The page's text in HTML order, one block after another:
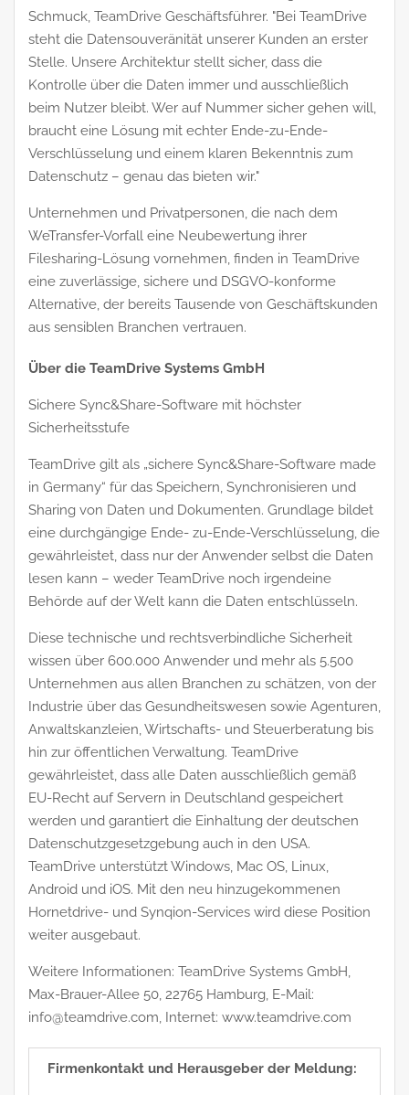
Schmuck, TeamDrive Geschäftsführer. "Bei TeamDrive
steht die Datensouveränität unserer Kunden an erster
Stelle. Unsere Architektur stellt sicher, dass die
Kontrolle über die Daten immer und ausschließlich
beim Nutzer bleibt. Wer auf Nummer sicher gehen will,
braucht eine Lösung mit echter Ende-zu-Ende-
Verschlüsselung und einem klaren Bekenntnis zum
Datenschutz – genau das bieten wir."
Unternehmen und Privatpersonen, die nach dem
WeTransfer-Vorfall eine Neubewertung ihrer
Filesharing-Lösung vornehmen, finden in TeamDrive
eine zuverlässige, sichere und DSGVO-konforme
Alternative, der bereits Tausende von Geschäftskunden
aus sensiblen Branchen vertrauen.
Über die TeamDrive Systems GmbH
Sichere Sync&Share-Software mit höchster
Sicherheitsstufe
TeamDrive gilt als „sichere Sync&Share-Software made
in Germany“ für das Speichern, Synchronisieren und
Sharing von Daten und Dokumenten. Grundlage bildet
eine durchgängige Ende- zu-Ende-Verschlüsselung, die
gewährleistet, dass nur der Anwender selbst die Daten
lesen kann – weder TeamDrive noch irgendeine
Behörde auf der Welt kann die Daten entschlüsseln.
Diese technische und rechtsverbindliche Sicherheit
wissen über 600.000 Anwender und mehr als 5.500
Unternehmen aus allen Branchen zu schätzen, von der
Industrie über das Gesundheitswesen sowie Agenturen,
Anwaltskanzleien, Wirtschafts- und Steuerberatung bis
hin zur öffentlichen Verwaltung. TeamDrive
gewährleistet, dass alle Daten ausschließlich gemäß
EU-Recht auf Servern in Deutschland gespeichert
werden und garantiert die Einhaltung der deutschen
Datenschutzgesetzgebung auch in den USA.
TeamDrive unterstützt Windows, Mac OS, Linux,
Android und iOS. Mit den neu hinzugekommenen
Hornetdrive- und Synqion-Services wird diese Position
weiter ausgebaut.
Weitere Informationen: TeamDrive Systems GmbH,
Max-Brauer-Allee 50, 22765 Hamburg, E-Mail:
info@teamdrive.com, Internet: www.teamdrive.com
Firmenkontakt und Herausgeber der Meldung: